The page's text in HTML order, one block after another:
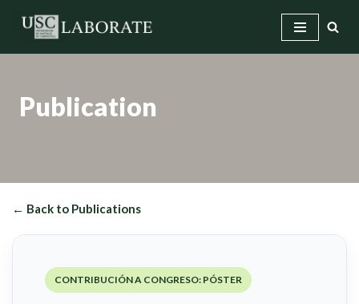
Publication
← Back to Publications
CONTRIBUCIÓN A CONGRESO: PÓSTER